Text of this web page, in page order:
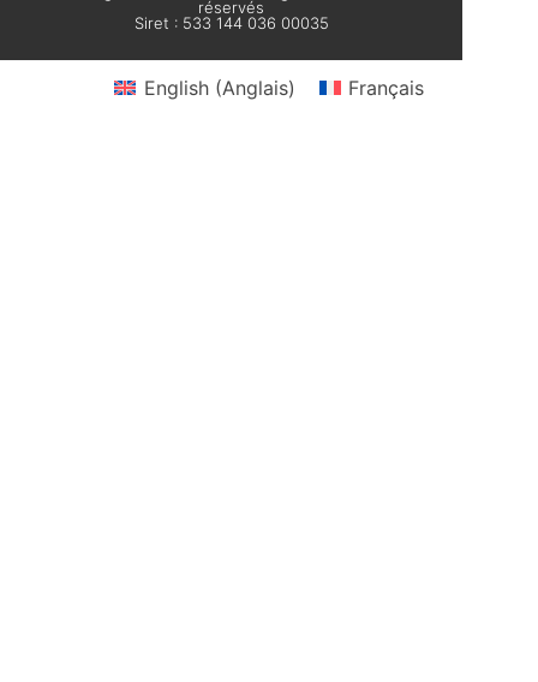
réservés
Siret : 533 144 036 00035
English(Anglais) Français